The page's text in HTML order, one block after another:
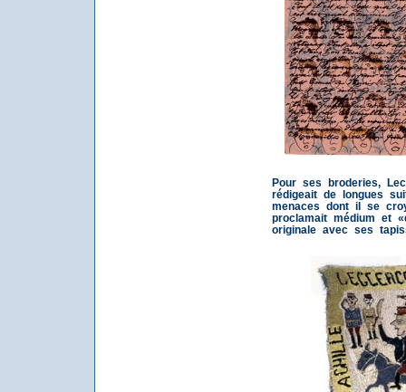
Pour ses broderies,
rédigeait de longues
menaces dont il se
proclamait médium et
originale avec ses